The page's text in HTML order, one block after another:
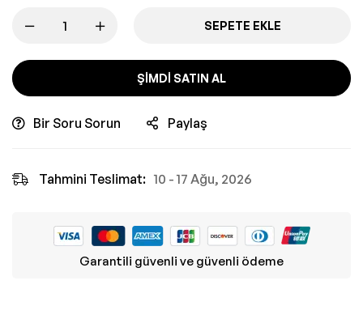
SEPETE EKLE
ŞIMDI SATIN AL
Bir Soru Sorun Paylaş
Tahmini Teslimat: 10 - 17 Ağu, 2026
Garantili güvenli ve güvenli ödeme